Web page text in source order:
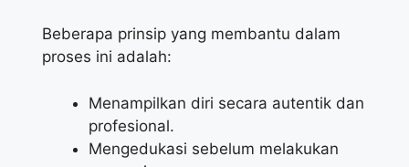
Beberapa prinsip yang membantu dalam
proses ini adalah:
Menampilkan diri secara autentik dan
profesional.
Mengedukasi sebelum melakukan